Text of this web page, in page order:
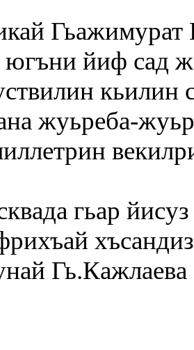
Гьажимурат
йиф сад
кьилин
жуьреба-
гьар